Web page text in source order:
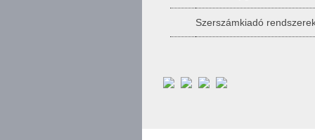
Szerszámkiadó